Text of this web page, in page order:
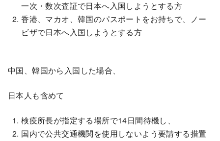
一次・数次査証で日本へ入国しようとする方
香港、マカオ、韓国のパスポートをお持ちで、ノー
ビザで日本へ入国しようとする方
中国、韓国から入国した場合、
日本人も含めて
検疫所長が指定する場所で14日間待機し、
国内で公共交通機関を使用しないよう要請する措置